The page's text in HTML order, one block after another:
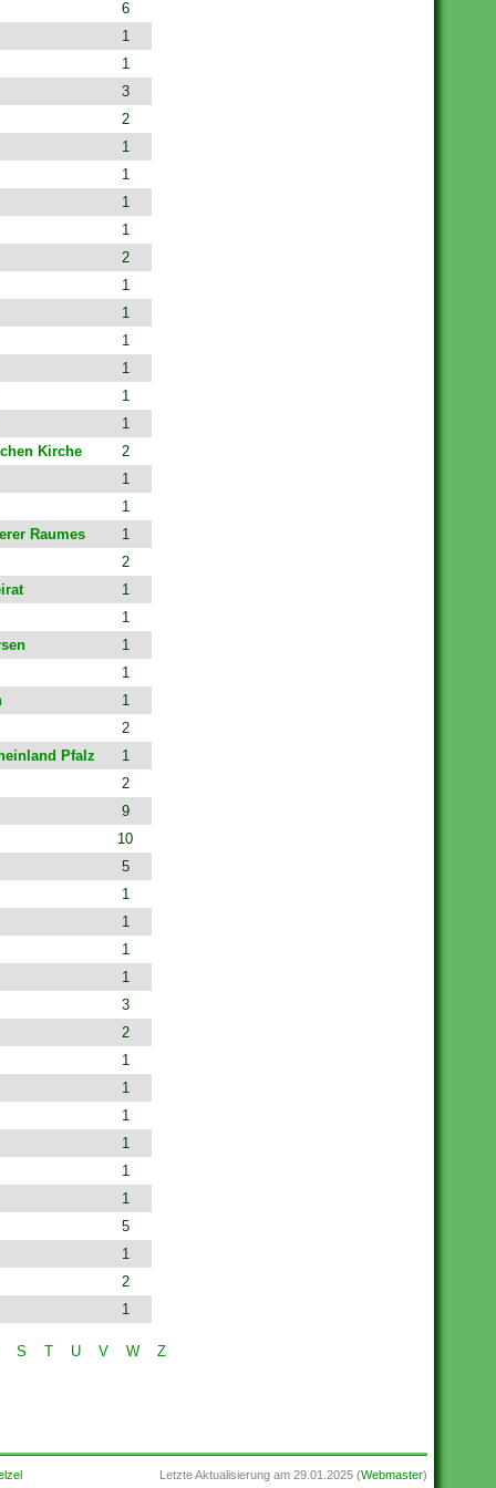
6
1
1
3
2
1
1
1
1
2
1
1
1
1
1
1
Kirche
2
1
1
Raumes
1
2
1
1
1
1
1
2
Pfalz
1
2
9
10
5
1
1
1
1
3
2
1
1
1
1
1
1
5
1
2
1
S T U V W Z
Letzte Aktualisierung am29.01.2025(Webmaster)